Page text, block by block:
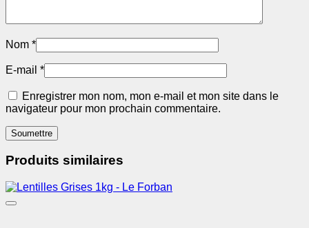
Nom *
E-mail *
Enregistrer mon nom, mon e-mail et mon site dans le
navigateur pour mon prochain commentaire.
Produits similaires